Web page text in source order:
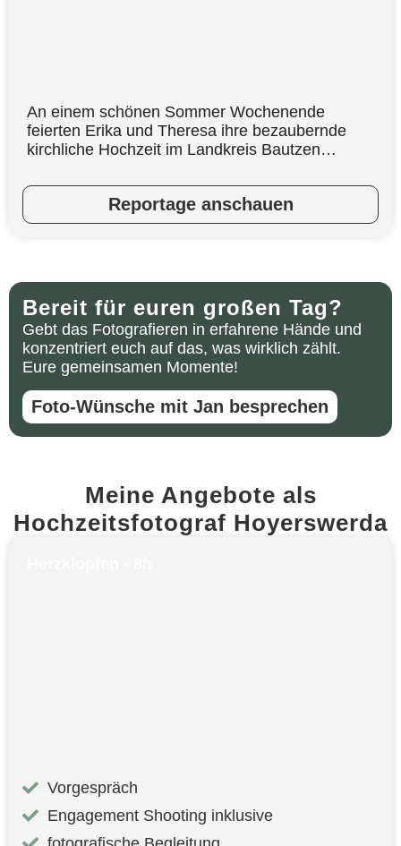
An einem schönen Sommer Wochenende
feierten Erika und Theresa ihre bezaubernde
kirchliche Hochzeit im Landkreis Bautzen…
Reportage anschauen
Bereit für euren großen Tag?
Gebt das Fotografieren in erfahrene Hände und
konzentriert euch auf das, was wirklich zählt.
Eure gemeinsamen Momente!
Foto-Wünsche mit Jan besprechen
Meine Angebote als
Hochzeitsfotograf Hoyerswerda
Vorgespräch
Engagement Shooting inklusive